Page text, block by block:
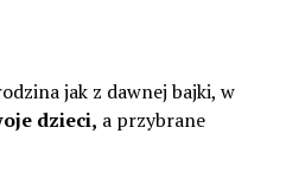
jak z dawnej bajki, w
dzieci, a przybrane